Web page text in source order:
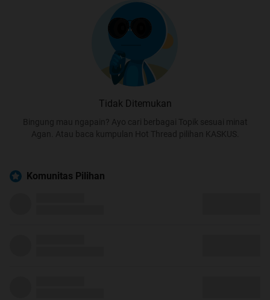
Tidak Ditemukan
Bingung mau ngapain? Ayo cari berbagai Topik sesuai minat
Agan. Atau baca kumpulan Hot Thread pilihan KASKUS.
Komunitas Pilihan